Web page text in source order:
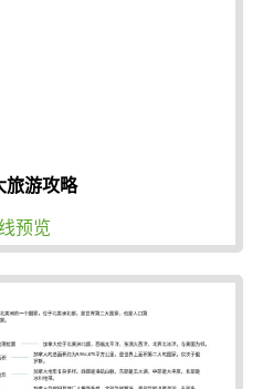
旅游攻略
预览